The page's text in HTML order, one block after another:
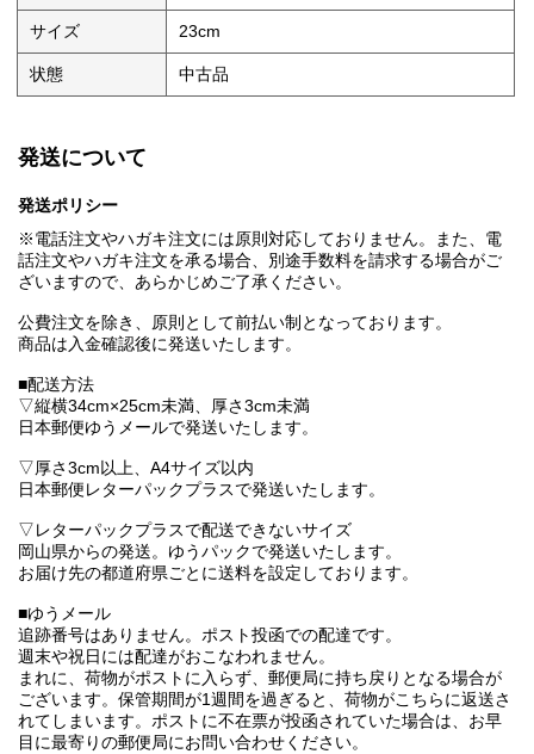
サイズ 23cm
状態 中古品
発送について
発送ポリシー
※電話注文やハガキ注文には原則対応しておりません。また、電
話注文やハガキ注文を承る場合、別途手数料を請求する場合がご
ざいますので、あらかじめご了承ください。
公費注文を除き、原則として前払い制となっております。
商品は入金確認後に発送いたします。
■配送方法
▽縦横34cm×25cm未満、厚さ3cm未満
日本郵便ゆうメールで発送いたします。
▽厚さ3cm以上、A4サイズ以内
日本郵便レターパックプラスで発送いたします。
▽レターパックプラスで配送できないサイズ
岡山県からの発送。ゆうパックで発送いたします。
お届け先の都道府県ごとに送料を設定しております。
■ゆうメール
追跡番号はありません。ポスト投函での配達です。
週末や祝日には配達がおこなわれません。
まれに、荷物がポストに入らず、郵便局に持ち戻りとなる場合が
ございます。保管期間が1週間を過ぎると、荷物がこちらに返送さ
れてしまいます。ポストに不在票が投函されていた場合は、お早
目に最寄りの郵便局にお問い合わせください。